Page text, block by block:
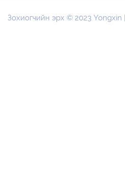
Зохиогчийн эрх © 2023 Yongxin |